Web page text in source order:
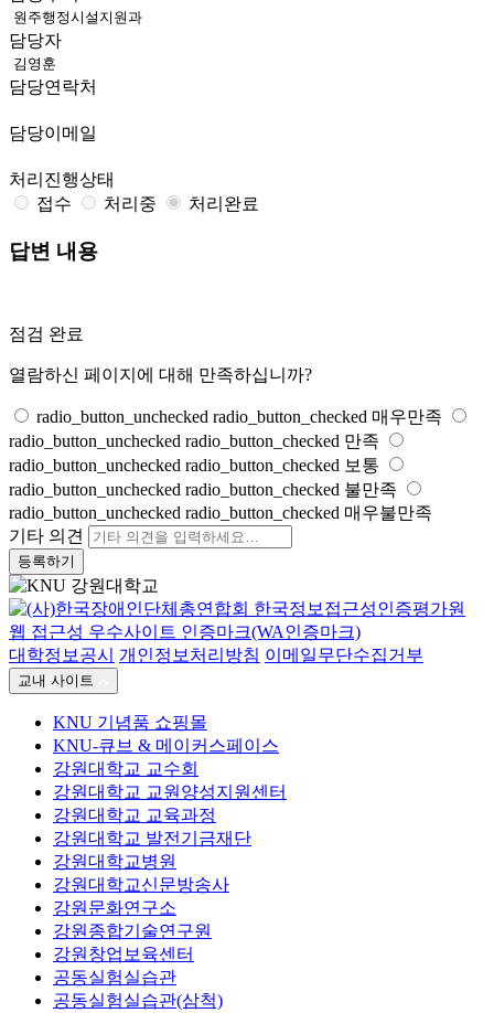
담당자
담당연락처
담당이메일
처리진행상태
접수
처리중 처리완료
답변 내용
점검 완료
열람하신 페이지에 대해 만족하십니까?
radio_button_unchecked radio_button_checked 매우만족
radio_button_unchecked radio_button_checked 만족
radio_button_unchecked radio_button_checked 보통
radio_button_unchecked radio_button_checked 불만족
radio_button_unchecked radio_button_checked 매우불만족
기타 의견
등록하기
대학정보공시 개인정보처리방침 이메일무단수집거부
교내 사이트
KNU 기념품 쇼핑몰
KNU-큐브 & 메이커스페이스
강원대학교 교수회
강원대학교 교원양성지원센터
강원대학교 교육과정
강원대학교 발전기금재단
강원대학교병원
강원대학교신문방송사
강원문화연구소
강원종합기술연구원
강원창업보육센터
공동실험실습관
공동실험실습관(삼척)